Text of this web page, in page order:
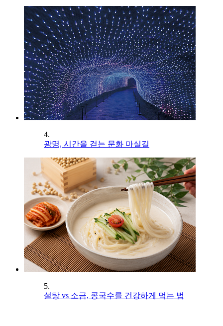
4.
광명, 시간을 걷는 문화 마실길
5.
설탕 vs 소금, 콩국수를 건강하게 먹는 법